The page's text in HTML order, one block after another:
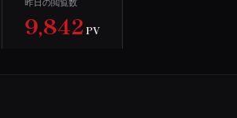
昨日の閲覧数
9,842 PV